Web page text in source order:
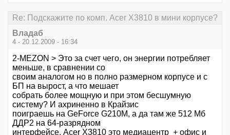
Re: Подскажите по комп. Acer X3810 в мини корпусе?
Владаб
4 - 20.12.2009 - 16:34
2-MEZON > Это за счет чего, он энергии потребляет
меньше, в сравнении со
своим аналогом но в полно размерном корпусе и с
БП на вырост, а что мешает
собрать более мощную и при этом бесшумную
систему? И ахриненно в Крайзис
поиграешь на GeForce G210M, а да там же 512 Мб
ДДР2 на 64-разрядном
интерфейсе. Acer X3810 это медиацентр + офис и